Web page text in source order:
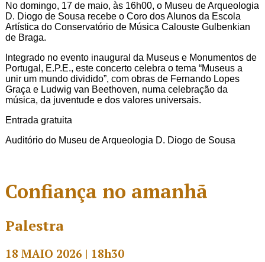
No domingo, 17 de maio, às 16h00, o Museu de Arqueologia
D. Diogo de Sousa recebe o Coro dos Alunos da Escola
Artística do Conservatório de Música Calouste Gulbenkian
de Braga.
Integrado no evento inaugural da Museus e Monumentos de
Portugal, E.P.E., este concerto celebra o tema “Museus a
unir um mundo dividido”, com obras de Fernando Lopes
Graça e Ludwig van Beethoven, numa celebração da
música, da juventude e dos valores universais.
Entrada gratuita
Auditório do Museu de Arqueologia D. Diogo de Sousa
Confiança no amanhã
Palestra
18 MAIO 2026 | 18h30